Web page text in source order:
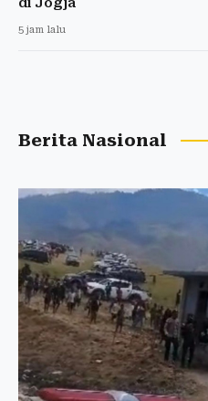
5 jam lalu
Berita Nasional